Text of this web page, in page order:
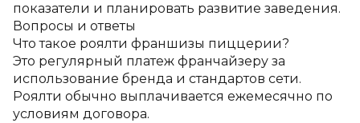
показатели и планировать развитие заведения.
Вопросы и ответы
Что такое роялти франшизы пиццерии?
Это регулярный платеж франчайзеру за
использование бренда и стандартов сети.
Роялти обычно выплачивается ежемесячно по
условиям договора.